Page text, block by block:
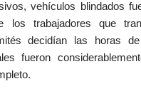
vehículos blindados
los trabajadores que
decidían las horas
fueron